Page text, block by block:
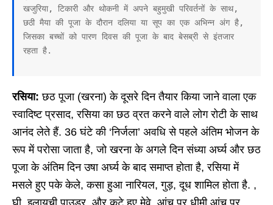
खजुरिया, टिकारी और थोकनी में अपने बहुमुखी परिवर्तनों के साथ,
छठी मैया की पूजा के दौरान दलिया या सूप का एक अभिन्न अंग है,
जिसका बच्चों को पारण दिवस की पूजा के बाद बेसब्री से इंतजार
रहता है.
रसिया: छठ पूजा (खरना) के दूसरे दिन तैयार किया जाने वाला एक
स्वादिष्ट प्रसाद, रसिया का छठ व्रत करने वाले लोग रोटी के साथ
आनंद लेते हैं. 36 घंटे की ‘निर्जला’ अवधि से पहले अंतिम भोजन के
रूप में परोसा जाता है, जो खरना के अगले दिन संध्या अर्घ्य और छठ
पूजा के अंतिम दिन उषा अर्घ्य के बाद समाप्त होता है, रसिया में
मसले हुए पके केले, कसा हुआ नारियल, गुड़, दूध शामिल होता है. ,
घी, इलायची पाउडर, और कटे हुए मेवे, आंच पर धीमी आंच पर